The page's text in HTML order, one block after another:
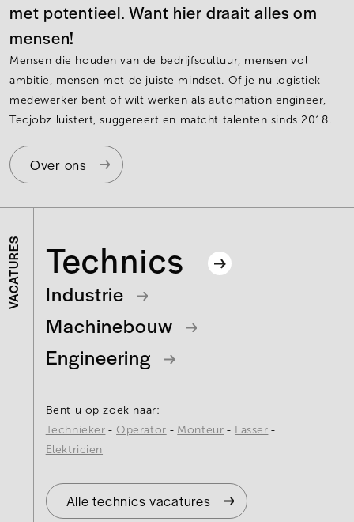
met potentieel. Want hier draait alles om
mensen!
Mensen die houden van de bedrijfscultuur, mensen vol
ambitie, mensen met de juiste mindset. Of je nu logistiek
medewerker bent of wilt werken als automation engineer,
Tecjobz luistert, suggereert en matcht talenten sinds 2018.
Over ons
VACATURES Technics
Industrie
Machinebouw
Engineering
Bent u op zoek naar:
Technieker
Operator Monteur
Lasser
Elektricien
Alle technics vacatures